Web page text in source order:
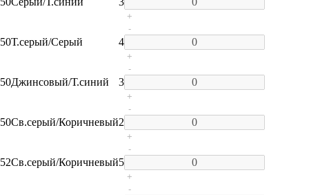
+
50Т.серый/Серый 4
-
+
50Джинсовый/Т.синий 3
-
+
50Св.серый/Коричневый2
-
+
52Св.серый/Коричневый5
-
+
-